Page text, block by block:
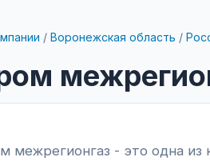
/ Воронежская область /
межрегионгаз - это одна